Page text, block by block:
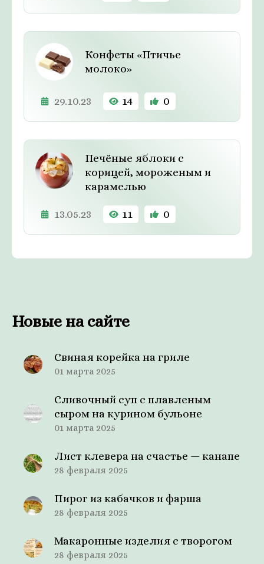
Конфеты «Птичье
молоко»
29.10.23 14 0
Печёные яблоки с
корицей, мороженым и
карамелью
13.05.23 11 0
Новые на сайте
Свиная корейка на гриле
01 марта 2025
Сливочный суп с плавленым
сыром на курином бульоне
01 марта 2025
Лист клевера на счастье — канапе
28 февраля 2025
Пирог из кабачков и фарша
28 февраля 2025
Макаронные изделия с творогом
28 февраля 2025